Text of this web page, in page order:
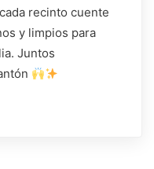
recinto cuente
y limpios para
Juntos